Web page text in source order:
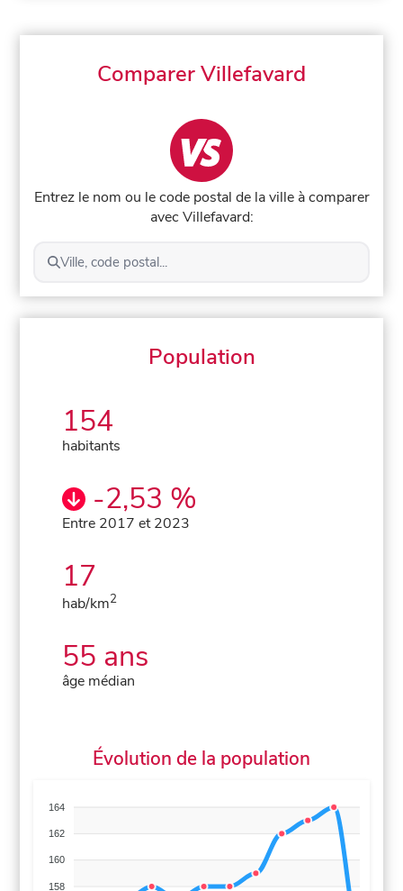
Comparer Villefavard
Entrez le nom ou le code postal de la ville à comparer
avec Villefavard:
Ville, code postal...
Population
154
habitants
-2,53 %
Entre 2017 et 2023
17
hab/km2
55 ans
âge médian
Évolution de la population
164
162
160
158